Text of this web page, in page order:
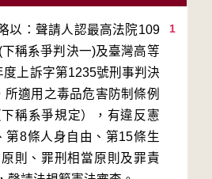
1
以：聲請人認最高法院109
稱系爭判決一)及臺灣高等
上訴字第1235號刑事判決
適用之毒品危害防制條例
稱系爭規定），有違反憲
第8條人身自由、第15條生
則、罪刑相當原則及罪責